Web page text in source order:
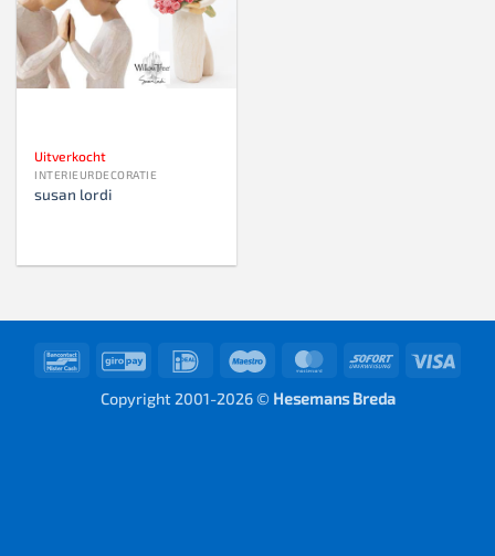
Uitverkocht
INTERIEURDECORATIE
susan lordi
BancontactGiroPay IDeal Maestro MasterCardSofort
Copyright 2001-2026 © Hesemans Breda